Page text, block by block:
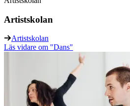
Artistskolan
Artistskolan
Läs vidare om "Dans"